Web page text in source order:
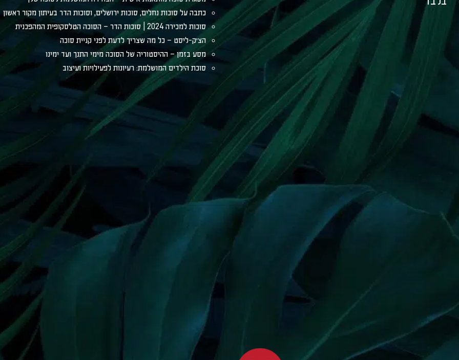
כתבה על סוכות נחלים, סוכות ירושלים, וסוכות הדר בעיתון מקור ראשון
סוכות למכירה 2024 | סוכות הדר – הסוכה הטלסקופית המהפכנית
הצ׳ק-ליסט – כל מה שצריך לדעת לפני קניית סוכה
מסע בזמן – ההיסטוריה של הסוכה מימי התנך ועד ימינו
סוכת הילדים המושלמת: רעיונות לפעילויות ועיצוב